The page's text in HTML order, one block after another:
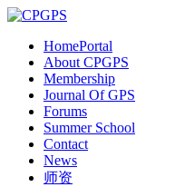
HomePortal
About CPGPS
Membership
Journal Of GPS
Forums
Summer School
Contact
News
师资